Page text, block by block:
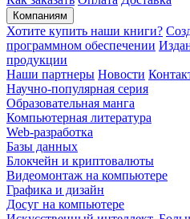
Компаниям
Хотите купить наши книги?
программном обеспечении
продукции
Наши партнеры Новости
Научно-популярная серия
Образовательная манга
Компьютерная литература
Web-разработка
Базы данных
Блокчейн и криптовалюты
Видеомонтаж на компьютере
Графика и дизайн
Досуг на компьютере